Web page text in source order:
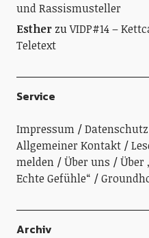
und Rassismusteller
EstherzuVIDP#14 –
Teletext
Service
Impressum Datenschutz
Allgemeiner Kontakt
melden
Über uns
Über
Echte Gefühle“
Archiv